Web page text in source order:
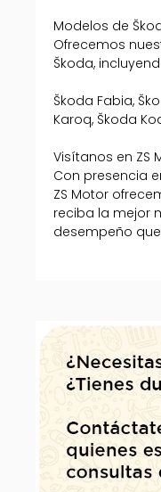
Modelos de
Ofrecemos
Škoda,
Škoda Fabia,
Karoq, Škoda
Visítanos en ZS
Con presencia
ZS Motor
reciba la mejor
desempeño